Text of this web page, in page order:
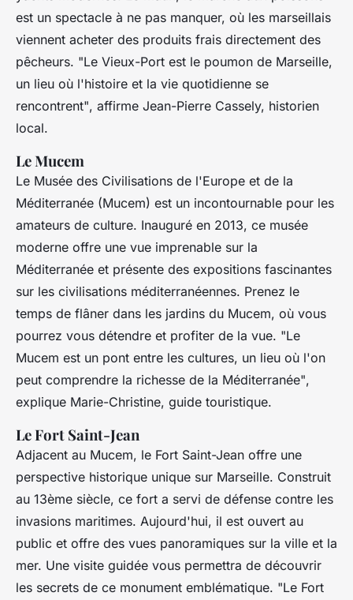
est un spectacle à ne pas manquer, où les marseillais
viennent acheter des produits frais directement des
pêcheurs. "Le Vieux-Port est le poumon de Marseille,
un lieu où l'histoire et la vie quotidienne se
rencontrent", affirme Jean-Pierre Cassely, historien
local.
Le Mucem
Le Musée des Civilisations de l'Europe et de la
Méditerranée (Mucem) est un incontournable pour les
amateurs de culture. Inauguré en 2013, ce musée
moderne offre une vue imprenable sur la
Méditerranée et présente des expositions fascinantes
sur les civilisations méditerranéennes. Prenez le
temps de flâner dans les jardins du Mucem, où vous
pourrez vous détendre et profiter de la vue. "Le
Mucem est un pont entre les cultures, un lieu où l'on
peut comprendre la richesse de la Méditerranée",
explique Marie-Christine, guide touristique.
Le Fort Saint-Jean
Adjacent au Mucem, le Fort Saint-Jean offre une
perspective historique unique sur Marseille. Construit
au 13ème siècle, ce fort a servi de défense contre les
invasions maritimes. Aujourd'hui, il est ouvert au
public et offre des vues panoramiques sur la ville et la
mer. Une visite guidée vous permettra de découvrir
les secrets de ce monument emblématique. "Le Fort